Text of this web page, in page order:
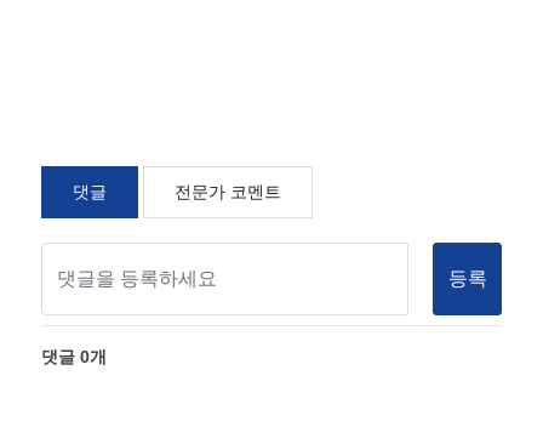
댓글 전문가 코멘트
등록
댓글0개